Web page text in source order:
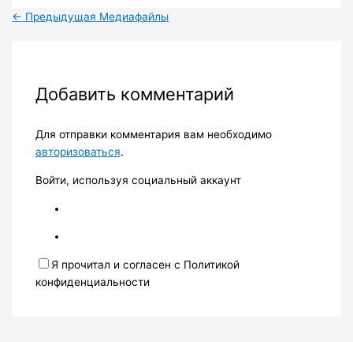
← Предыдущая Медиафайлы
Добавить комментарий
Для отправки комментария вам необходимо
авторизоваться.
Войти, используя социальный аккаунт
Я прочитал и согласен с Политикой
конфиденциальности